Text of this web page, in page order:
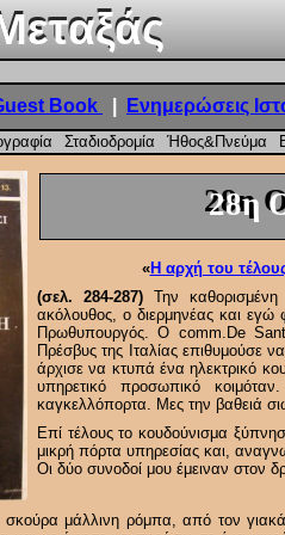
28η
28η
«Η αρχή του
(σελ. 284-287) Την
ακόλουθος, ο διερμηνέας και εγώ
Πρωθυπουργός. Ο comm.De
Πρέσβυς της Ιταλίας επιθυμούσε
άρχισε να κτυπά ένα ηλεκτρικό
υπηρετικό προσωπικό
καγκελλόπορτα. Μες την βαθειά
Επί τέλους το κουδούνισμα
μικρή πόρτα υπηρεσίας και,
Οι δύο συνοδοί μου έμειναν στον
μάλλινη ρόμπα, από τον
Book Ενημερώσεις
Σταδιοδρομία Ήθος&Πνεύμα